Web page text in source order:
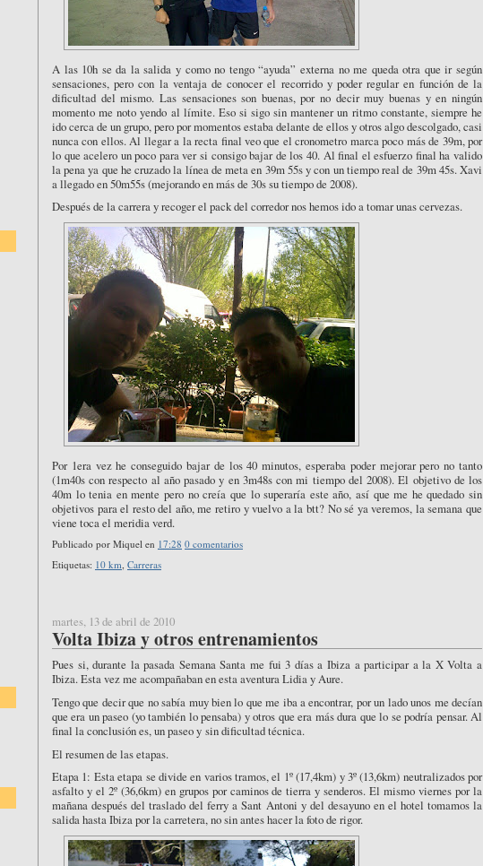
A las 10h se da la salida y como no tengo “ayuda” externa no me queda otra que ir según
sensaciones, pero con la ventaja de conocer el recorrido y poder regular en función de la
dificultad del mismo. Las sensaciones son buenas, por no decir muy buenas y en ningún
momento me noto yendo al límite. Eso si sigo sin mantener un ritmo constante, siempre he
ido cerca de un grupo, pero por momentos estaba delante de ellos y otros algo descolgado, casi
nunca con ellos. Al llegar a la recta final veo que el cronometro marca poco más de 39m, por
lo que acelero un poco para ver si consigo bajar de los 40. Al final el esfuerzo final ha valido
la pena ya que he cruzado la línea de meta en 39m 55s y con un tiempo real de 39m 45s. Xavi
a llegado en 50m55s (mejorando en más de 30s su tiempo de 2008).
Después de la carrera y recoger el pack del corredor nos hemos ido a tomar unas cervezas.
Por 1era vez he conseguido bajar de los 40 minutos, esperaba poder mejorar pero no tanto
(1m40s con respecto al año pasado y en 3m48s con mi tiempo del 2008). El objetivo de los
40m lo tenia en mente pero no creía que lo superaría este año, así que me he quedado sin
objetivos para el resto del año, me retiro y vuelvo a la btt? No sé ya veremos, la semana que
viene toca el meridia verd.
Publicado por Miquel en 17:28 0 comentarios
Etiquetas: 10 km Carreras
martes, 13 de abril de 2010
Volta Ibiza y otros entrenamientos
Pues si, durante la pasada Semana Santa me fui 3 días a Ibiza a participar a la X Volta a
Ibiza. Esta vez me acompañaban en esta aventura Lidia y Aure.
Tengo que decir que no sabía muy bien lo que me iba a encontrar, por un lado unos me decían
que era un paseo (yo también lo pensaba) y otros que era más dura que lo se podría pensar. Al
final la conclusión es, un paseo y sin dificultad técnica.
El resumen de las etapas.
Etapa 1: Esta etapa se divide en varios tramos, el 1º (17,4km) y 3º (13,6km) neutralizados por
asfalto y el 2º (36,6km) en grupos por caminos de tierra y senderos. El mismo viernes por la
mañana después del traslado del ferry a Sant Antoni y del desayuno en el hotel tomamos la
salida hasta Ibiza por la carretera, no sin antes hacer la foto de rigor.